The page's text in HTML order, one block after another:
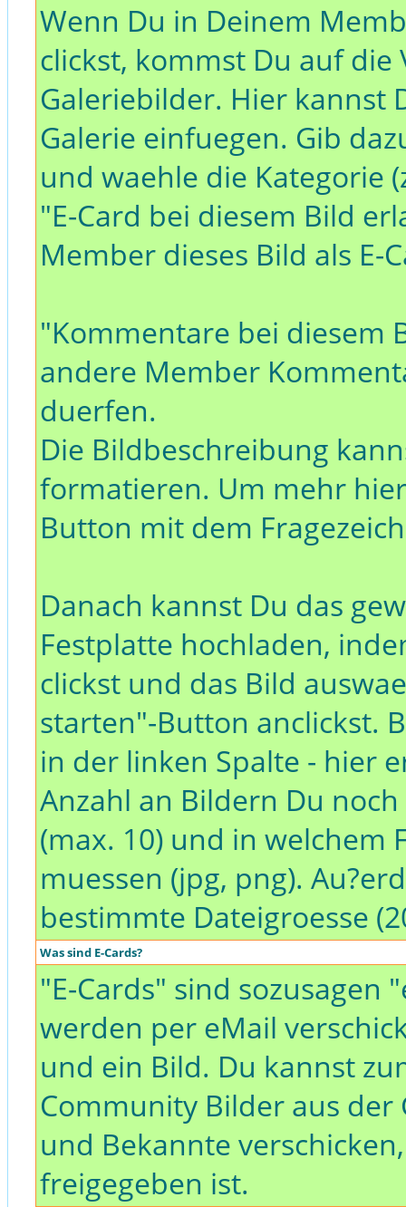
Wenn Du in Deinem
clickst, kommst Du auf
Galeriebilder. Hier kannst
Galerie einfuegen. Gib
und waehle die Kategorie
"E-Card bei diesem Bild
Member dieses Bild als
"Kommentare bei diesem
andere Member
duerfen.
Die Bildbeschreibung
formatieren. Um mehr
Button mit dem
Danach kannst Du das
Festplatte hochladen,
clickst und das Bild
starten"-Button anclickst.
in der linken Spalte - hier
Anzahl an Bildern Du
(max. 10) und in welchem
muessen (jpg, png).
bestimmte Dateigroesse
Was sind E-Cards?
"E-Cards" sind sozusagen
werden per eMail
und ein Bild. Du kannst
Community Bilder aus der
und Bekannte
freigegeben ist.